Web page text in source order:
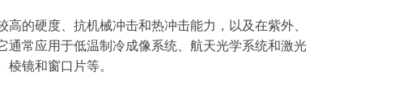
的硬度、抗机械冲击和热冲击能力，以及在紫外、
通常应用于低温制冷成像系统、航天光学系统和激光
镜和窗口片等。